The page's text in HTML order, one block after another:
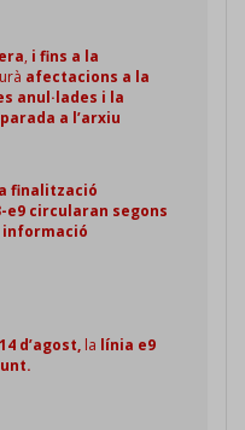
, i fins a la
afectacions a la
anul·lades i la
a l’arxiu
finalització
e9 circularan segons
informació
d’agost, la línia e9